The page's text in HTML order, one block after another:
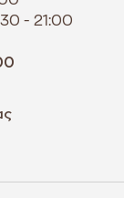
- 21:00